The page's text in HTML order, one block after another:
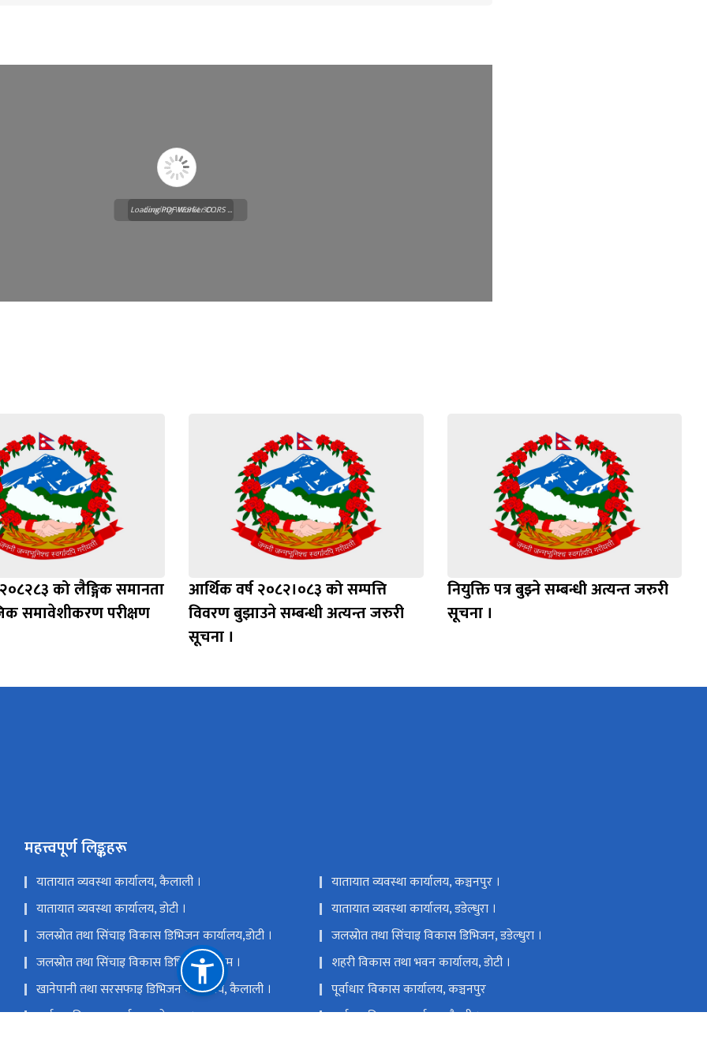
Loading WEBGL 3D ...
Loading PDF Worker CORS ...
को लैङ्गिक समानता
समावेशीकरण परीक्षण
आर्थिक वर्ष २०८२।०८३ को सम्पत्ति
विवरण बुझाउने सम्बन्धी अत्यन्त जरुरी
सूचना ।
नियुक्ति पत्र बुझ्ने सम्बन्धी अत्यन्त जरुरी
सूचना ।
महत्त्वपूर्ण लिङ्कहरू
यातायात व्यवस्था कार्यालय, कैलाली ।
यातायात व्यवस्था कार्यालय, कञ्चनपुर ।
यातायात व्यवस्था कार्यालय, डोटी ।
यातायात व्यवस्था कार्यालय, डडेल्धुरा ।
जलस्रोत तथा सिंचाइ विकास डिभिजन कार्यालय,डोटी ।
जलस्रोत तथा सिंचाइ विकास डिभिजन, डडेल्धुरा ।
जलस्रोत तथा सिंचाइ विकास डिभिजन, अछाम ।
शहरी विकास तथा भवन कार्यालय, डोटी ।
खानेपानी तथा सरसफाइ डिभिजन कार्यालय, कैलाली ।
पूर्वाधार विकास कार्यालय, कञ्चनपुर
पूर्वाधार विकास कार्यालय, डडेल्धुरा ।
पूर्वाधार विकास कार्यालय, बैतडी ।